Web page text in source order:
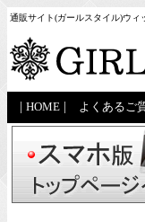
通販サイト(ガールスタイル)ウ
HOME よくあるご